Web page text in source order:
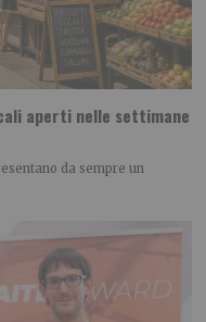
aperti nelle settimane
da sempre un